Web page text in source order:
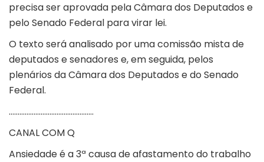
precisa ser aprovada pela Câmara dos Deputados e
pelo Senado Federal para virar lei.
O texto será analisado por uma comissão mista de
deputados e senadores e, em seguida, pelos
plenários da Câmara dos Deputados e do Senado
Federal.
…………………………………………
CANAL COM Q
Ansiedade é a 3ª causa de afastamento do trabalho